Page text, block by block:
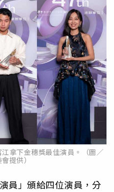
拿下金穗獎最佳演員。（圖／
提供）
員」頒給四位演員，分